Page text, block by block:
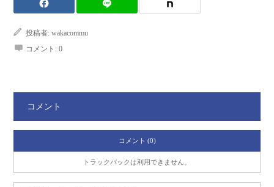
投稿者: wakacommu
コメント: 0
コメント
コメント (0)
トラックバックは利用できません。